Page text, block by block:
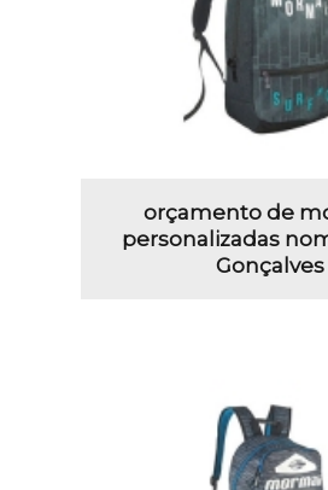
orçamento de
personalizadas
Gonçalves